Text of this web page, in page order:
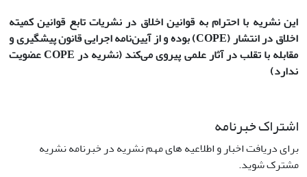
این نشریه با احترام به قوانین اخلاق در نشریات تابع قوانین کمیته
اخلاق در انتشار(COPE)بوده و از آیین‌نامه اجرایی قانون پیشگیری و
مقابله با تقلب در آثار علمی پیروی می‌کند (نشریه در COPE عضویت
ندارد)
اشتراک خبرنامه
برای دریافت اخبار و اطلاعیه های مهم نشریه در خبرنامه نشریه
مشترک شوید.